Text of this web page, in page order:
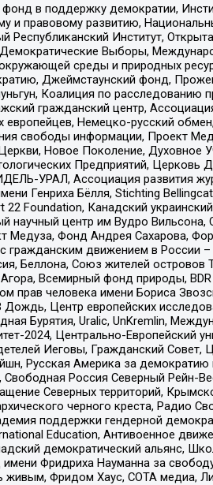
в поддержку демократии,
и правовому развитию,
Республиканский Институт,
Выборы,
среды и природных
Джеймстаунский фонд,
Коалиция по расследованию
гражданский центр,
европейцев, Немецко-русский
свободы информации, Проект
Новое Поколение,
Предприятий,
УРАЛ, Ассоциация развития
Генриха Бёлля, Stichting
22 Foundation, Канадский
научный центр им Вудро Вильсона,
Медуза, Фонд Андрея Сахарова,
гражданским движением в России –
Беллона, Союз жителей
Агора, Всемирный фонд природы,
прав человека имени Бориса
Дождь, Центр европейских
Бурятия, Uralic, UnKremlin,
2024, Центрально-Европейский
Иеговы, Гражданский Совет,
Русская Америка за демократию
Свободная Россия Северный Рейн-
Северных территорий,
черного креста, Радио
поддержки гендерной
Education, Антивоенное
демократический альянс,
Фридриха Науманна за
живым, Фридом Хаус, СОТА медиа,